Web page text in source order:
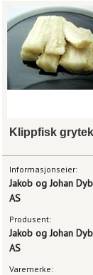
Informasjonseier:
Jakob og Johan
AS
Produsent:
Jakob og Johan
AS
Varemerke: